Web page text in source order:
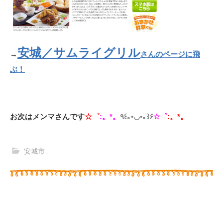
→安城／サムライグリルさんのページに飛
ぶ！
お次はメンマさんです☆゜:。*。 ٩꒰｡•◡•｡꒱۶☆゜:。*。
安城市